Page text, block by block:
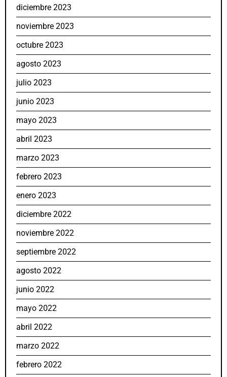
diciembre 2023
noviembre 2023
octubre 2023
agosto 2023
julio 2023
junio 2023
mayo 2023
abril 2023
marzo 2023
febrero 2023
enero 2023
diciembre 2022
noviembre 2022
septiembre 2022
agosto 2022
junio 2022
mayo 2022
abril 2022
marzo 2022
febrero 2022